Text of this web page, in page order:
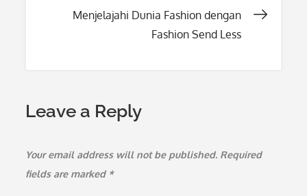
Menjelajahi Dunia Fashion dengan
Fashion Send Less
Leave a Reply
Your email address will not be published. Required
fields are marked *